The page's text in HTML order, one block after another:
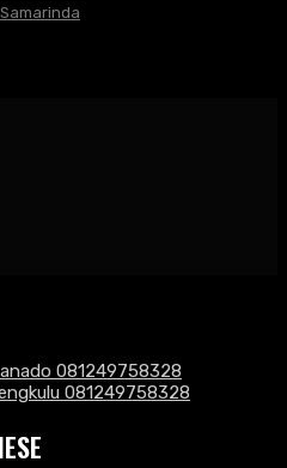
081249758328
081249758328